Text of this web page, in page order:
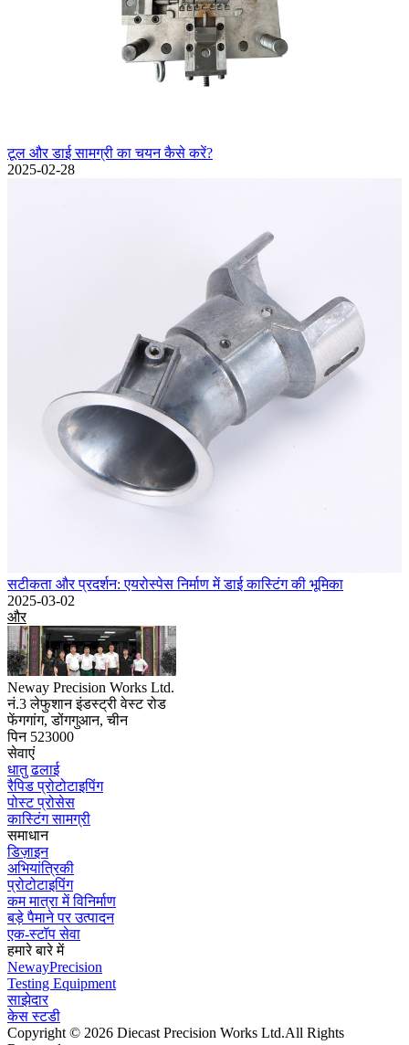
टूल और डाई सामग्री का चयन कैसे करें?
2025-02-28
सटीकता और प्रदर्शन: एयरोस्पेस निर्माण में डाई कास्टिंग की भूमिका
2025-03-02
और
Neway Precision Works Ltd.
नं.3 लेफुशान इंडस्ट्री वेस्ट रोड
फेंगगांग, डोंगगुआन, चीन
पिन 523000
सेवाएं
धातु ढलाई
रैपिड प्रोटोटाइपिंग
पोस्ट प्रोसेस
कास्टिंग सामग्री
समाधान
डिज़ाइन
अभियांत्रिकी
प्रोटोटाइपिंग
कम मात्रा में विनिर्माण
बड़े पैमाने पर उत्पादन
एक-स्टॉप सेवा
हमारे बारे में
NewayPrecision
Testing Equipment
साझेदार
केस स्टडी
Copyright © 2026 Diecast Precision Works Ltd.All Rights